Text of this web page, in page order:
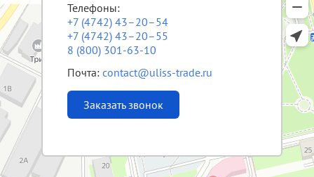
Телефоны:
+7 (4742) 43–20–54
+7 (4742) 43–20–55
8 (800) 301-63-10
Почта:contact@uliss-trade.ru
Заказать звонок